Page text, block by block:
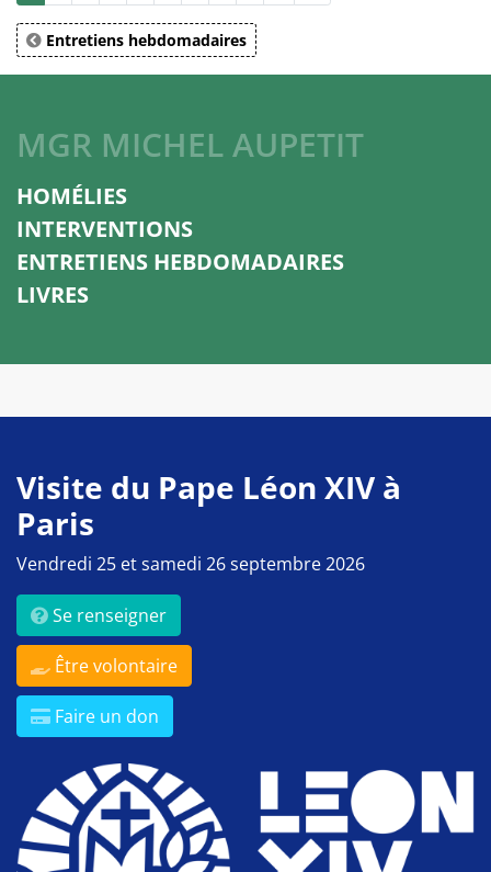
Entretiens hebdomadaires
MGR MICHEL AUPETIT
HOMÉLIES
INTERVENTIONS
ENTRETIENS HEBDOMADAIRES
LIVRES
Visite du Pape Léon XIV à
Paris
Vendredi 25 et samedi 26 septembre 2026
Se renseigner
Être volontaire
Faire un don